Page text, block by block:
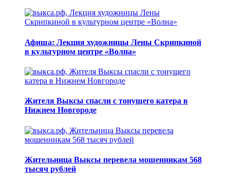
Афиша: Лекция художницы Лены Скрипкиной
в культурном центре «Волна»
Жителя Выксы спасли с тонущего катера в
Нижнем Новгороде
Жительница Выксы перевела мошенникам 568
тысяч рублей